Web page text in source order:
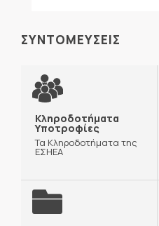
ΣΥΝΤΟΜΕΥΣΕΙΣ
Κληροδοτήματα
Υποτροφίες
Τα Κληροδοτήματα της
ΕΣΗΕΑ